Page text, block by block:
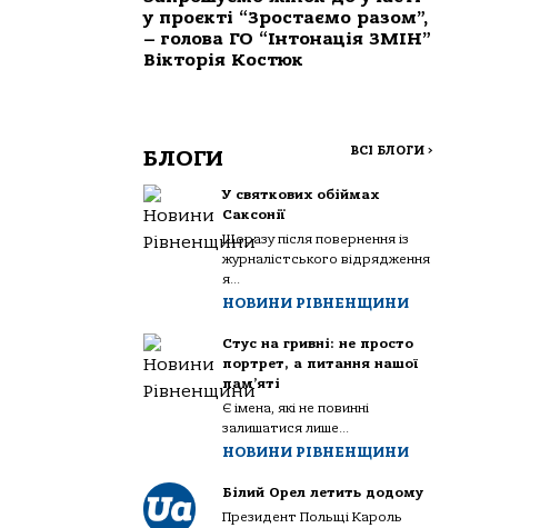
у проєкті “Зростаємо разом”,
– голова ГО “Інтонація ЗМІН”
Вікторія Костюк
БЛОГИ ВСІ БЛОГИ >
У святкових обіймах
Саксонії
Щоразу після повернення із
журналістського відрядження
я...
НОВИНИ РІВНЕНЩИНИ
Стус на гривні: не просто
портрет, а питання нашої
пам’яті
Є імена, які не повинні
залишатися лише...
НОВИНИ РІВНЕНЩИНИ
Білий Орел летить додому
Президент Польщі Кароль